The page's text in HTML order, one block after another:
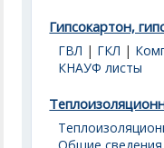
Гипсокартон,
ГВЛ | ГКЛ |
КНАУФ листы